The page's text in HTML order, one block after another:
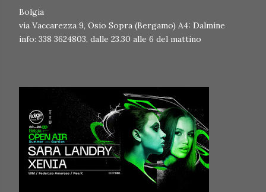
Bolgia
via Vaccarezza 9, Osio Sopra (Bergamo) A4: Dalmine
info: 338 3624803, dalle 23.30 alle 6 del mattino